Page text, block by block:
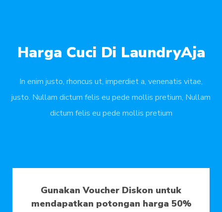
Harga Cuci Di LaundryAja
In enim justo, rhoncus ut, imperdiet a, venenatis vitae,
justo. Nullam dictum felis eu pede mollis pretium, Nullam
dictum felis eu pede mollis pretium
Gunakan Voucher Diskon untuk
mendapatkan potongan harga 50%